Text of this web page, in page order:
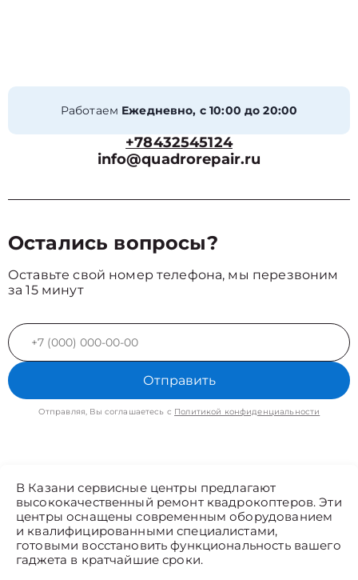
Работаем Ежедневно, с 10:00 до 20:00
+78432545124
info@quadrorepair.ru
Остались вопросы?
Оставьте свой номер телефона, мы перезвоним
за 15 минут
Отправить
Отправляя, Вы соглашаетесь с Политикой конфиденциальности
В Казани сервисные центры предлагают
высококачественный ремонт квадрокоптеров. Эти
центры оснащены современным оборудованием
и квалифицированными специалистами,
готовыми восстановить функциональность вашего
гаджета в кратчайшие сроки.